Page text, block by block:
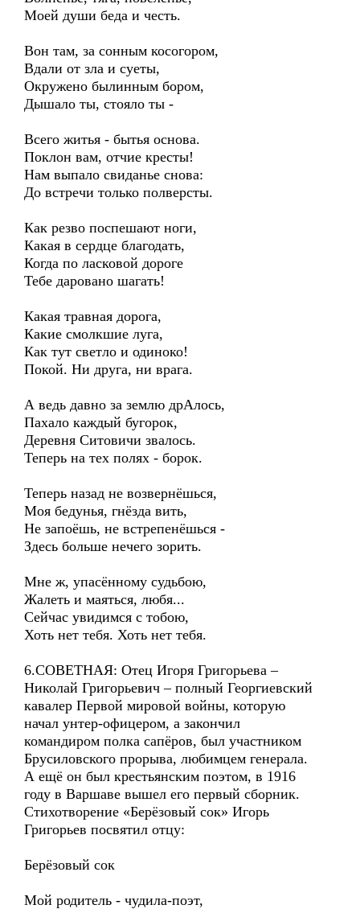
Моей души беда и честь.
Вон там, за сонным косогором,
Вдали от зла и суеты,
Окружено былинным бором,
Дышало ты, стояло ты -
Всего житья - бытья основа.
Поклон вам, отчие кресты!
Нам выпало свиданье снова:
До встречи только полверсты.
Как резво поспешают ноги,
Какая в сердце благодать,
Когда по ласковой дороге
Тебе даровано шагать!
Какая травная дорога,
Какие смолкшие луга,
Как тут светло и одиноко!
Покой. Ни друга, ни врага.
А ведь давно за землю дрАлось,
Пахало каждый бугорок,
Деревня Ситовичи звалось.
Теперь на тех полях - борок.
Теперь назад не возвернёшься,
Моя бедунья, гнёзда вить,
Не запоёшь, не встрепенёшься -
Здесь больше нечего зорить.
Мне ж, упасённому судьбою,
Жалеть и маяться, любя...
Сейчас увидимся с тобою,
Хоть нет тебя. Хоть нет тебя.
6.СОВЕТНАЯ: Отец Игоря Григорьева –
Николай Григорьевич – полный Георгиевский
кавалер Первой мировой войны, которую
начал унтер-офицером, а закончил
командиром полка сапёров, был участником
Брусиловского прорыва, любимцем генерала.
А ещё он был крестьянским поэтом, в 1916
году в Варшаве вышел его первый сборник.
Стихотворение «Берёзовый сок» Игорь
Григорьев посвятил отцу:
Берёзовый сок
Мой родитель - чудила-поэт,